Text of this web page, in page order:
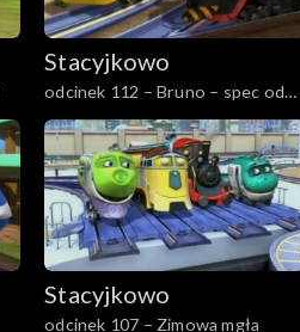
Stacyjkowo
odcinek 112 – Bruno – spec od
torów
Stacyjkowo
odcinek 107 – Zimowa mgła